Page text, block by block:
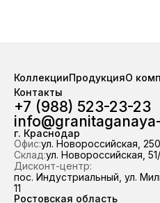
наличия за 2 часа. Работаем по
всему ЮФО и Республике Крым,
98,7 % отгрузок выполняем точно в
срок.
КоллекцииПродукцияО
Контакты
+7 (988) 523-23-23
г. Краснодар
Офис:ул. Новороссийская, 250
Склад:ул. Новороссийская,
Дисконт-центр:
пос. Индустриальный, ул.
11
Ростовская область